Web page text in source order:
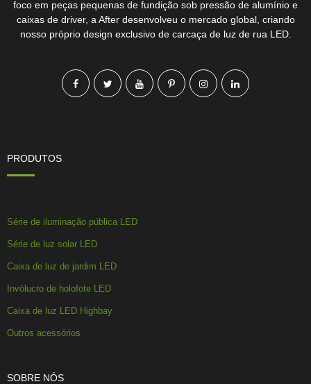
foco em peças pequenas de fundição sob pressão de alumínio e
caixas de driver, a After desenvolveu o mercado global, criando
nosso próprio design exclusivo de carcaça de luz de rua LED.
PRODUTOS
Série de iluminação pública LED
Série de luz solar LED
Caixa de luz de jardim LED
Invólucro de holofote LED
Caixa de luz LED Highbay
Outros acessórios
SOBRE NÓS